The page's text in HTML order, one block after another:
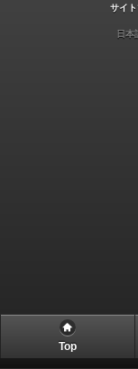
サイ
日本
Top